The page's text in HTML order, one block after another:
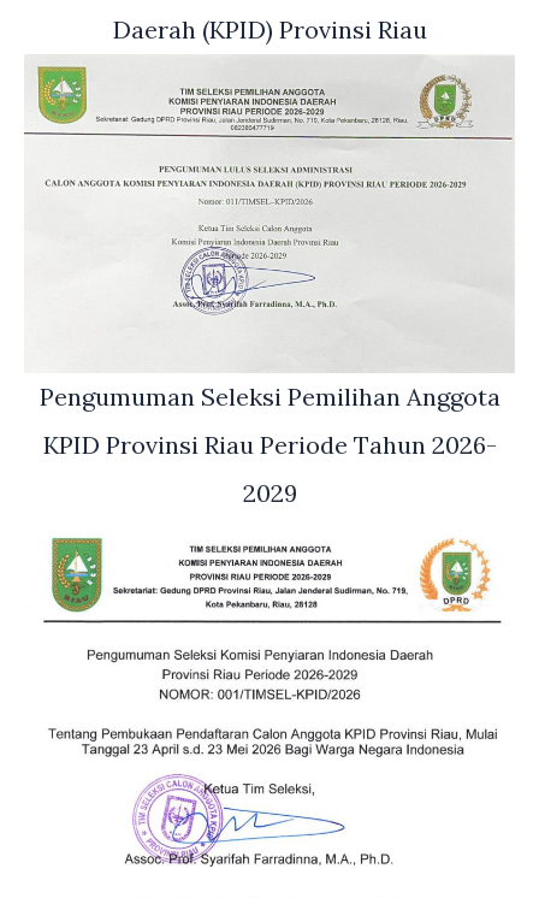
Daerah (KPID) Provinsi Riau
Pengumuman Seleksi Pemilihan Anggota
KPID Provinsi Riau Periode Tahun 2026-
2029